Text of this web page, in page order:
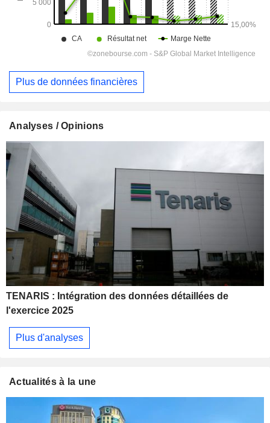
Plus de données financières
Analyses / Opinions
TENARIS : Intégration des données détaillées de
l'exercice 2025
Plus d'analyses
Actualités à la une